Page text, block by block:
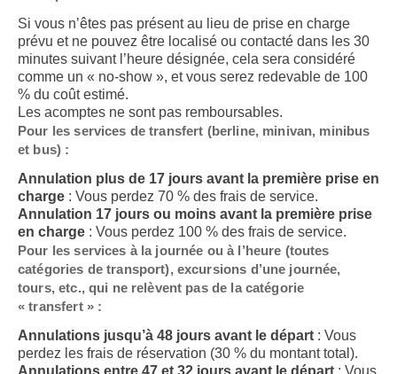
Si vous n’êtes pas présent au lieu de prise en charge
prévu et ne pouvez être localisé ou contacté dans les 30
minutes suivant l’heure désignée, cela sera considéré
comme un « no-show », et vous serez redevable de 100
% du coût estimé.
Les acomptes ne sont pas remboursables.
Pour les services de transfert (berline, minivan, minibus
et bus) :
Annulation plus de 17 jours avant la première prise en
charge : Vous perdez 70 % des frais de service.
Annulation 17 jours ou moins avant la première prise
en charge : Vous perdez 100 % des frais de service.
Pour les services à la journée ou à l’heure (toutes
catégories de transport), excursions d’une journée,
tours, etc., qui ne relèvent pas de la catégorie
« transfert » :
Annulations jusqu’à 48 jours avant le départ : Vous
perdez les frais de réservation (30 % du montant total).
Annulations entre 47 et 32 jours avant le départ : Vous